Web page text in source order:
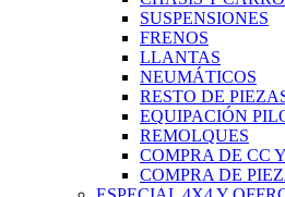
SUSPENSIONES
FRENOS
LLANTAS
NEUMÁTICOS
RESTO DE
EQUIPACIÓN
REMOLQUES
COMPRA DE CC
COMPRA DE